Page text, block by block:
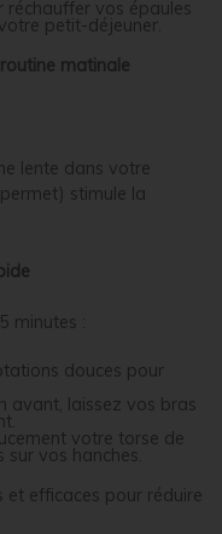
réchauffer vos épaules
petit-déjeuner.
matinale
lente dans votre
stimule la
minutes :
douces pour
avant, laissez vos bras
votre torse de
vos hanches.
et efficaces pour réduire